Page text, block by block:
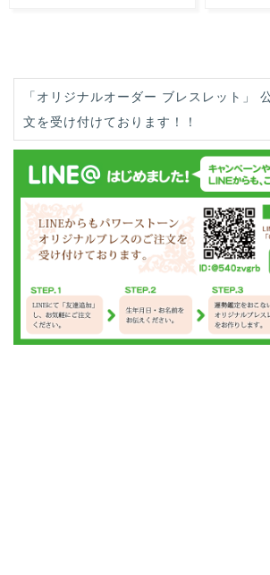
「オリジナルオーダー ブレスレット」
文を受け付けております！！